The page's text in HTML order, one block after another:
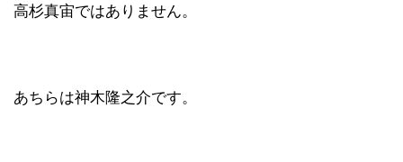
高杉真宙ではありません。
あちらは神木隆之介です。